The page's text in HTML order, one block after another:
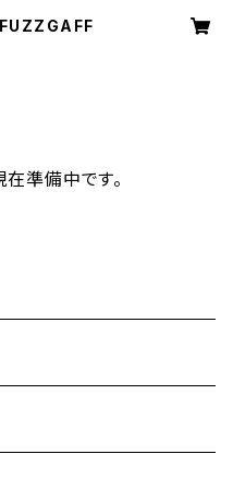
準備中です。